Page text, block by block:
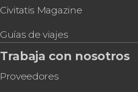
Civitatis Magazine
Guías de viajes
Trabaja con nosotros
Proveedores